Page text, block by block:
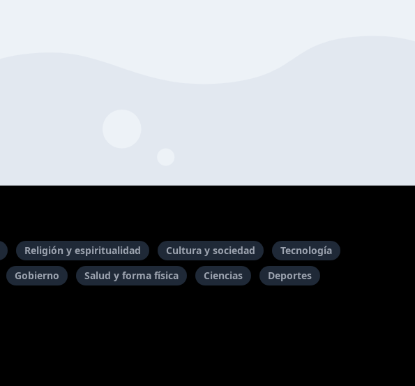
Religión y espiritualidad Cultura y sociedad
Tecnología
Gobierno Salud y forma física Ciencias Deportes